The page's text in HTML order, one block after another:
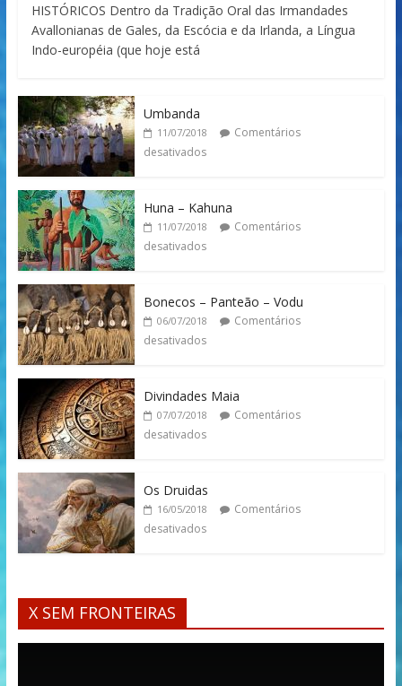
HISTÓRICOS Dentro da Tradição Oral das Irmandades
Avallonianas de Gales, da Escócia e da Irlanda, a Língua
Indo-européia (que hoje está
Umbanda
11/07/2018
Comentários
desativados
Huna – Kahuna
11/07/2018
Comentários
desativados
Bonecos – Panteão – Vodu
06/07/2018
Comentários
desativados
Divindades Maia
07/07/2018
Comentários
desativados
Os Druidas
16/05/2018
Comentários
desativados
X SEM FRONTEIRAS